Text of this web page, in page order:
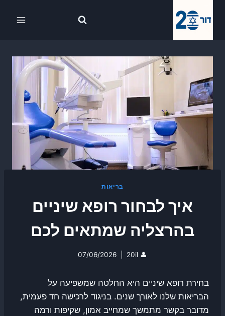
בריאות
איך לבחור רופא שיניים
בהרצליה שמתאים לכם
👤
20il
07/06/2026
בחירת רופא שיניים היא החלטה שמשפיעה על
הבריאות שלנו לאורך שנים. בניגוד לרכישה חד פעמית,
מדובר בקשר מתמשך שמחייב אמון, שקיפות ורמה